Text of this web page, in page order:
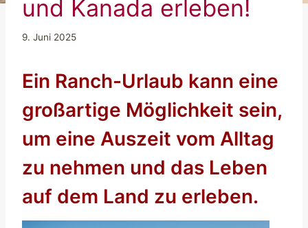
und Kanada erleben!
9. Juni 2025
Ein Ranch-Urlaub kann eine
großartige Möglichkeit sein,
um eine Auszeit vom Alltag
zu nehmen und das Leben
auf dem Land zu erleben.